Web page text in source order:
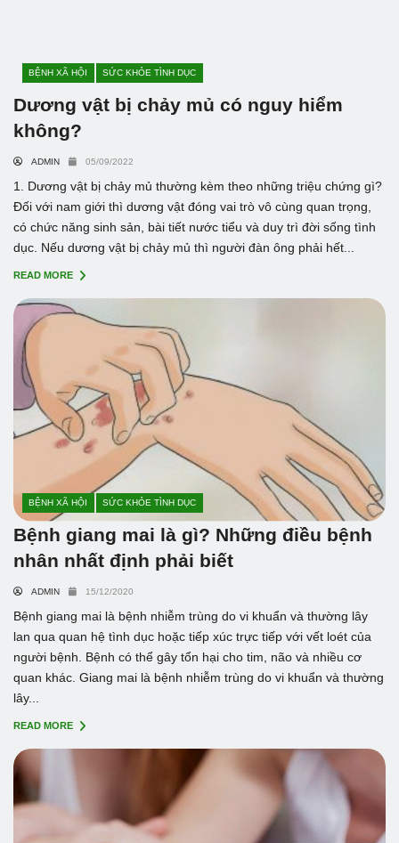
BỆNH XÃ HỘI SỨC KHỎE TÌNH DỤC
Dương vật bị chảy mủ có nguy hiểm
không?
ADMIN 05/09/2022
1. Dương vật bị chảy mủ thường kèm theo những triệu chứng gì?
Đối với nam giới thì dương vật đóng vai trò vô cùng quan trọng,
có chức năng sinh sản, bài tiết nước tiểu và duy trì đời sống tình
dục. Nếu dương vật bị chảy mủ thì người đàn ông phải hết...
READ MORE
BỆNH XÃ HỘI SỨC KHỎE TÌNH DỤC
Bệnh giang mai là gì? Những điều bệnh
nhân nhất định phải biết
ADMIN 15/12/2020
Bệnh giang mai là bệnh nhiễm trùng do vi khuẩn và thường lây
lan qua quan hệ tình dục hoặc tiếp xúc trực tiếp với vết loét của
người bệnh. Bệnh có thể gây tổn hại cho tim, não và nhiều cơ
quan khác. Giang mai là bệnh nhiễm trùng do vi khuẩn và thường
lây...
READ MORE